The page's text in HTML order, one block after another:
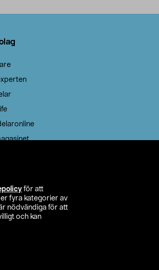
för att
fyra kategorier av
nödvändiga för att
och kan